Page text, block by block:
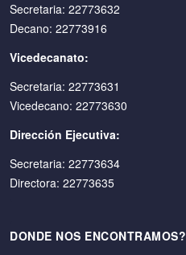
Secretaria: 22773632
Decano: 22773916
Vicedecanato:
Secretaria: 22773631
Vicedecano: 22773630
Dirección Ejecutiva:
Secretaria: 22773634
Directora: 22773635
DONDE NOS ENCONTRAMOS?